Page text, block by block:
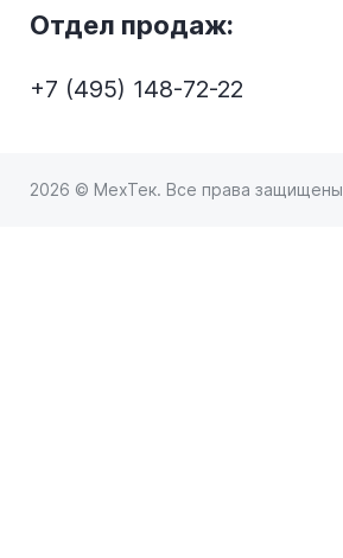
Отдел продаж:
+7 (495) 148-72-22
2026 © МехТек. Все права защищены